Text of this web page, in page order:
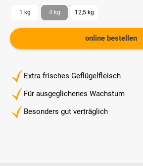
Extra frisches Geflügelfleisch
Für ausgeglichenes Wachstum
Besonders gut verträglich
1 kg 4 kg 12,5 kg
online bestellen